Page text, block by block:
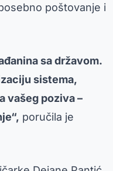
poštovanje i
sa državom.
sistema,
vašeg poziva –
poručila je